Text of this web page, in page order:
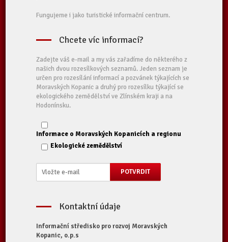
Fungujeme i jako turistické informační centrum.
Chcete víc informací?
Zadejte váš e-mail a my vás zařadíme do některého z
našich dvou rozesílkových seznamů. Jeden seznam je
určen pro rozesílání informací a pozvánek týkajících se
Moravských Kopanic a druhý pro rozesílku týkající se
ekologického zemědělství ve Zlínském kraji a na
Hodonínsku.
Informace o Moravských Kopanicích a regionu
Ekologické zemědělství
Kontaktní údaje
Informační středisko pro rozvoj Moravských
Kopanic, o.p.s